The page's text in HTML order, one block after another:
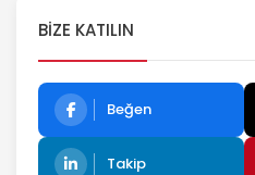
BIZE KATILIN
Beğen
Takip